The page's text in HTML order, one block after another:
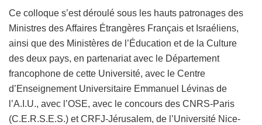
Ce colloque s’est déroulé sous les hauts patronages des
Ministres des Affaires Étrangères Français et Israéliens,
ainsi que des Ministères de l’Éducation et de la Culture
des deux pays, en partenariat avec le Département
francophone de cette Université, avec le Centre
d’Enseignement Universitaire Emmanuel Lévinas de
l’A.I.U., avec l’OSE, avec le concours des CNRS-Paris
(C.E.R.S.E.S.) et CRFJ-Jérusalem, de l’Université Nice-